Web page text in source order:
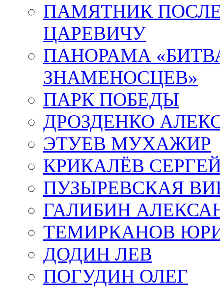
ПАМЯТНИК
ЦАРЕВИЧУ
ПАНОРАМА
ЗНАМЕНОСЦЕВ»
ПАРК ПОБЕДЫ
ДРОЗДЕНКО
ЭТУЕВ МУХАЖИР
КРИКАЛЁВ
ПУЗЫРЕВСКАЯ
ГАЛИБИН
ТЕМИРКАНОВ
ДОДИН ЛЕВ
ПОГУДИН ОЛЕГ